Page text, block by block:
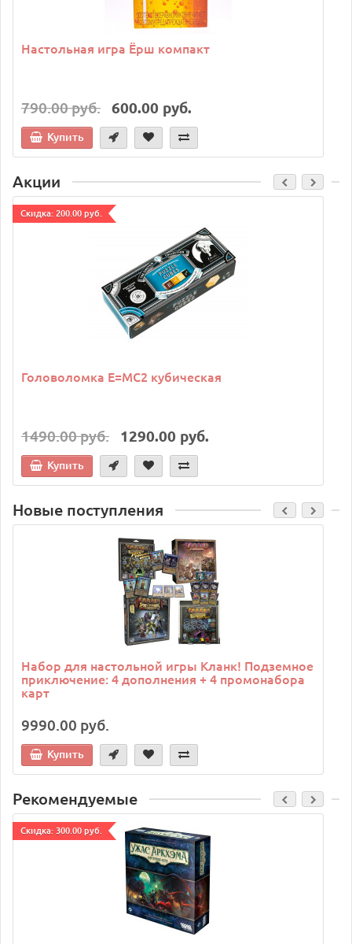
Настольная игра Ёрш компакт
790.00 руб. 600.00 руб.
Купить
Акции
Cкидка: 200.00 руб.
Головоломка E=MC2 кубическая
1490.00 руб. 1290.00 руб.
Купить
Новые поступления
Набор для настольной игры Кланк! Подземное
приключение: 4 дополнения + 4 промонабора
карт
9990.00 руб.
Купить
Рекомендуемые
Cкидка: 300.00 руб.